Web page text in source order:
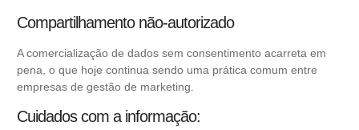
Compartilhamento não-autorizado
A comercialização de dados sem consentimento acarreta em
pena, o que hoje continua sendo uma prática comum entre
empresas de gestão de marketing
Cuidados com a informação: